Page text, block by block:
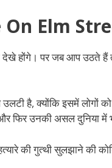
Elm
देखे होंगे। पर जब आप उठते
है, क्योंकि इसमें
फिर उनकी असल दुनिया में
की गुत्थी सुलझाने की